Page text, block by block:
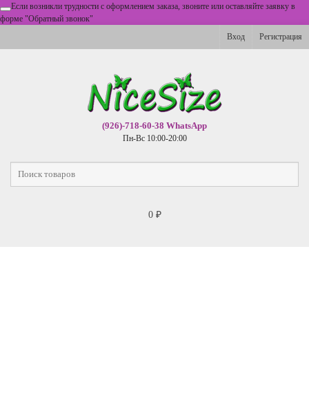
Если возникли трудности с оформлением заказа, звоните или оставляйте заявку в
форме "Обратный звонок"
Вход
Регистрация
(926)-718-60-38 WhatsApp
Пн-Вс 10:00-20:00
0 ₽